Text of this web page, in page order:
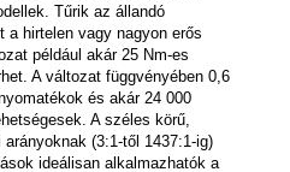
Tűrik az állandó
a hirtelen vagy nagyon erős
például akár 25 Nm-es
A változat függvényében 0,6
és akár 24 000
A széles körű,
(3:1-től 1437:1-ig)
ideálisan alkalmazhatók a